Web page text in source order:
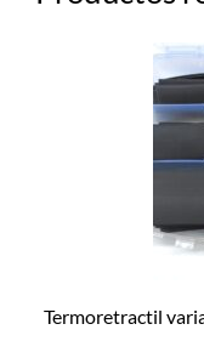
Termoretractil